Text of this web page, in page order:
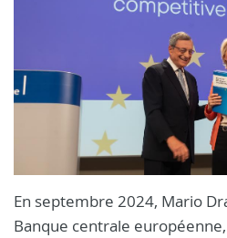
En septembre 2024, Mario
Banque centrale